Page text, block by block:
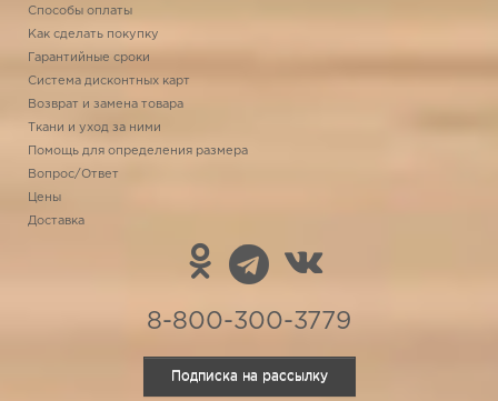
Способы оплаты
Как сделать покупку
Гарантийные сроки
Система дисконтных карт
Возврат и замена товара
Ткани и уход за ними
Помощь для определения размера
Вопрос/Ответ
Цены
Доставка
8-800-300-3779
Подписка на рассылку